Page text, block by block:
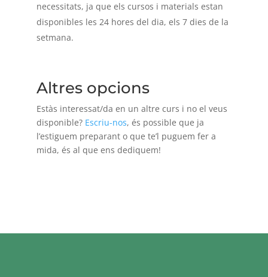
necessitats, ja que els cursos i materials estan
disponibles les 24 hores del dia, els 7 dies de la
setmana.
Altres opcions
Estàs interessat/da en un altre curs i no el veus
disponible? Escriu-nos, és possible que ja
l’estiguem preparant o que te’l puguem fer a
mida, és al que ens dediquem!